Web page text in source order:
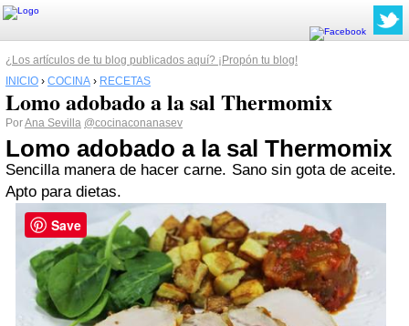
¿Los artículos de tu blog publicados aquí? ¡Propón tu blog!
INICIO › COCINA › RECETAS
Lomo adobado a la sal Thermomix
PorAna Sevilla @cocinaconanasev
Lomo adobado a la sal Thermomix
Sencilla manera de hacer carne. Sano sin gota de aceite.
Apto para dietas.
Save